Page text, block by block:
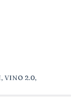
, VINO 2.0,